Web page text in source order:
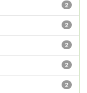
2
2
2
2
2